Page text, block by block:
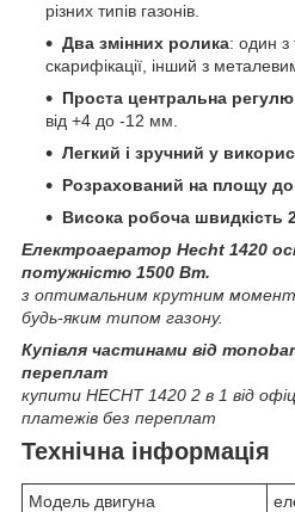
різних типів газонів.
Два змінних ролика: один з
скарифікації, інший з
Проста центральна
від +4 до -12 мм.
Легкий і зручний у
Розрахований на площу
Висока робоча швидкість
Електроаератор Hecht 1420
потужністю 1500 Вт.
з оптимальним крутним
будь-яким типом газону.
Купівля частинами від
переплат
купити HECHT 1420 2 в 1 від
платежів без переплат
Технічна інформація
Модель двигуна